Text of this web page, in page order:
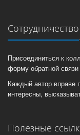
Сотрудничество
Присоединиться к
форму обратной
Каждый автор вправе
интересны,
Полезные